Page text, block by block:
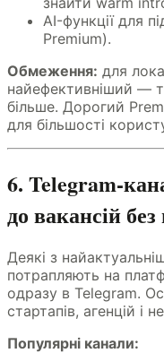
AI-функції для
Premium).
Обмеження: для
найефективніший —
більше. Дорогий
для більшості
6. Telegram-
до вакансій
Деякі з
потрапляють на
одразу в Telegram.
стартапів, агенцій і
Популярні канали: